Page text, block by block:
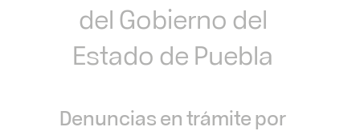
del Gobierno del
Estado de Puebla
Denuncias en trámite por